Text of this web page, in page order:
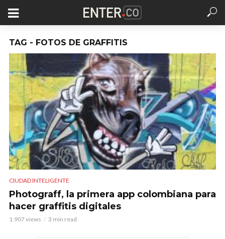
TAG - FOTOS DE GRAFFITIS
CIUDAD INTELIGENTE
Photograff, la primera app colombiana para
hacer graffitis digitales
1.907 views 3 min read